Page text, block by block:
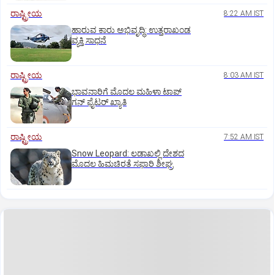
ರಾಷ್ಟ್ರೀಯ 8:22 AM IST
ಹಾರುವ ಕಾರು ಅಭಿವೃದ್ಧಿ: ಉತ್ತರಾಖಂಡ
ವ್ಯಕ್ತಿ ಸಾಧನೆ
ರಾಷ್ಟ್ರೀಯ 8:03 AM IST
ಭಾವನಾರಿಗೆ ಮೊದಲ ಮಹಿಳಾ ಟಾಪ್‌
ಗನ್‌ ಫೈಟರ್‌ ಖ್ಯಾತಿ
ರಾಷ್ಟ್ರೀಯ 7:52 AM IST
Snow Leopard: ಲಡಾಖಲ್ಲಿ ದೇಶದ
ಮೊದಲ ಹಿಮಚಿರತೆ ಸಫಾರಿ ಶೀಘ್ರ